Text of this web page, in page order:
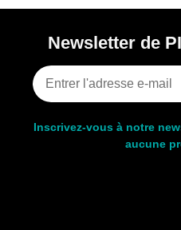
Newsletter de
Inscrivez-vous à notre
aucune